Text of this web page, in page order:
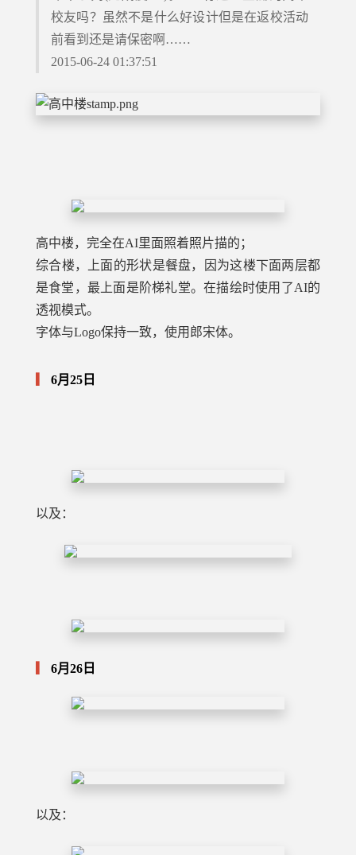
校友吗？虽然不是什么好设计但是在返校活动
前看到还是请保密啊……
2015-06-24 01:37:51
高中楼，完全在AI里面照着照片描的；
综合楼，上面的形状是餐盘，因为这楼下面两层都
是食堂，最上面是阶梯礼堂。在描绘时使用了AI的
透视模式。
字体与Logo保持一致，使用郎宋体。
6月25日
以及：
6月26日
以及：